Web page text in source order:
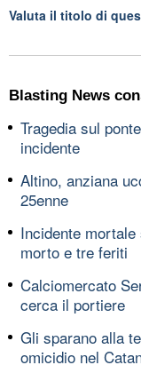
Valuta il titolo di
Blasting News
Tragedia sul
incidente
Altino, anziana
25enne
Incidente
morto e tre feriti
Calciomercato
cerca il portiere
Gli sparano alla
omicidio nel